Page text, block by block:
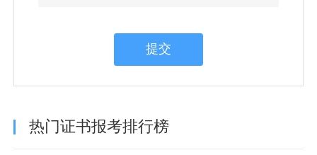
提交
热门证书报考排行榜